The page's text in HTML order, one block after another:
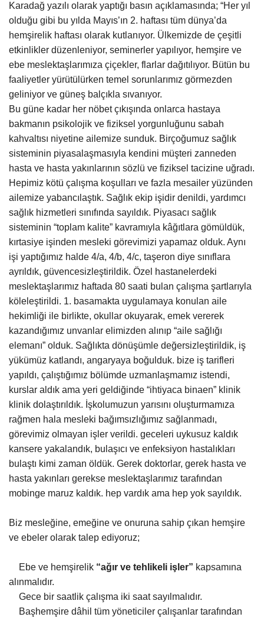
Tekno Bilim
Ekonomi
Siyaset
Galeriler
Yaşam
Künye
Sağlık
İletişim
Kültür Sanat
Karadağ yazılı olarak yaptığı basın açıklamasında; “Her yıl
olduğu gibi bu yılda Mayıs’ın 2. haftası tüm dünya’da
hemşirelik haftası olarak kutlanıyor. Ülkemizde de çeşitli
etkinlikler düzenleniyor, seminerler yapılıyor, hemşire ve
ebe meslektaşlarımıza çiçekler, flarlar dağıtılıyor. Bütün bu
faaliyetler yürütülürken temel sorunlarımız görmezden
geliniyor ve güneş balçıkla sıvanıyor.
Bu güne kadar her nöbet çıkışında onlarca hastaya
bakmanın psikolojik ve fiziksel yorgunluğunu sabah
kahvaltısı niyetine ailemize sunduk. Birçoğumuz sağlık
sisteminin piyasalaşmasıyla kendini müşteri zanneden
hasta ve hasta yakınlarının sözlü ve fiziksel tacizine uğradı.
Hepimiz kötü çalışma koşulları ve fazla mesailer yüzünden
ailemize yabancılaştık. Sağlık ekip işidir denildi, yardımcı
sağlık hizmetleri sınıfında sayıldık. Piyasacı sağlık
sisteminin “toplam kalite” kavramıyla kâğıtlara gömüldük,
kırtasiye işinden mesleki görevimizi yapamaz olduk. Aynı
işi yaptığımız halde 4/a, 4/b, 4/c, taşeron diye sınıflara
ayrıldık, güvencesizleştirildik. Özel hastanelerdeki
meslektaşlarımız haftada 80 saati bulan çalışma şartlarıyla
köleleştirildi. 1. basamakta uygulamaya konulan aile
hekimliği ile birlikte, okullar okuyarak, emek vererek
kazandığımız unvanlar elimizden alınıp “aile sağlığı
elemanı” olduk. Sağlıkta dönüşümle değersizleştirildik, iş
yükümüz katlandı, angaryaya boğulduk. bize iş tarifleri
yapıldı, çalıştığımız bölümde uzmanlaşmamız istendi,
kurslar aldık ama yeri geldiğinde “ihtiyaca binaen” klinik
klinik dolaştırıldık. İşkolumuzun yarısını oluşturmamıza
rağmen hala mesleki bağımsızlığımız sağlanmadı,
görevimiz olmayan işler verildi. geceleri uykusuz kaldık
kansere yakalandık, bulaşıcı ve enfeksiyon hastalıkları
bulaştı kimi zaman öldük. Gerek doktorlar, gerek hasta ve
hasta yakınları gerekse meslektaşlarımız tarafından
mobinge maruz kaldık. hep vardık ama hep yok sayıldık.
Biz mesleğine, emeğine ve onuruna sahip çıkan hemşire
ve ebeler olarak talep ediyoruz;
Ebe ve hemşirelik “ağır ve tehlikeli işler” kapsamına
alınmalıdır.
Gece bir saatlik çalışma iki saat sayılmalıdır.
Başhemşire dâhil tüm yöneticiler çalışanlar tarafından